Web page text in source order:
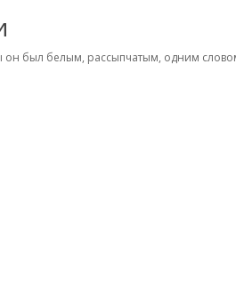
он был белым, рассыпчатым, одним